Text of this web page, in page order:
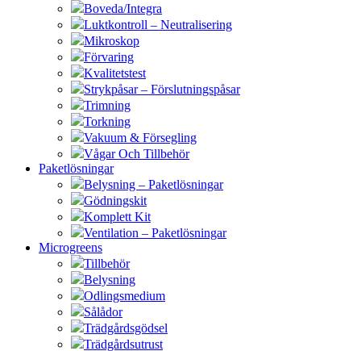
Boveda/Integra
Luktkontroll – Neutralisering
Mikroskop
Förvaring
Kvalitetstest
Strykpåsar – Förslutningspåsar
Trimning
Torkning
Vakuum & Försegling
Vågar Och Tillbehör
Paketlösningar
Belysning – Paketlösningar
Gödningskit
Komplett Kit
Ventilation – Paketlösningar
Microgreens
Tillbehör
Belysning
Odlingsmedium
Sålådor
Trädgårdsgödsel
Trädgårdsutrust